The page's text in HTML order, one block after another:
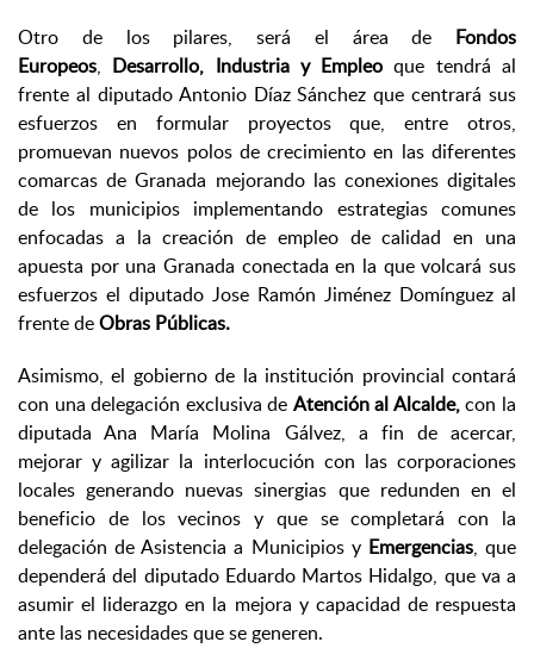
Otro de los pilares, será el área de Fondos
Europeos, Desarrollo, Industria y Empleo que tendrá al
frente al diputado Antonio Díaz Sánchez que centrará sus
esfuerzos en formular proyectos que, entre otros,
promuevan nuevos polos de crecimiento en las diferentes
comarcas de Granada mejorando las conexiones digitales
de los municipios implementando estrategias comunes
enfocadas a la creación de empleo de calidad en una
apuesta por una Granada conectada en la que volcará sus
esfuerzos el diputado Jose Ramón Jiménez Domínguez al
frente deObras Públicas.
Asimismo, el gobierno de la institución provincial contará
con una delegación exclusiva de Atención al Alcalde,con la
diputada Ana María Molina Gálvez, a fin de acercar,
mejorar y agilizar la interlocución con las corporaciones
locales generando nuevas sinergias que redunden en el
beneficio de los vecinos y que se completará con la
delegación de Asistencia a Municipios y Emergencias, que
dependerá del diputado Eduardo Martos Hidalgo, que va a
asumir el liderazgo en la mejora y capacidad de respuesta
ante las necesidades que se generen.